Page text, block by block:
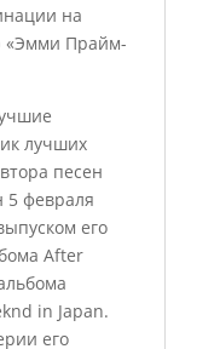
на
«Эмми Прайм-
лучших
песен
февраля
его
After
in Japan.
его